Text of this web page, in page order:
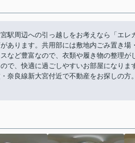
駅周辺への引っ越しをお考えなら「エ
あります。共用部には敷地内ごみ置き
など豊富なので、衣類や履き物の整理
で、快適に過ごしやすいお部屋になり
奈良線新大宮付近で不動産をお探しの